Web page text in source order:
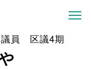
員 区議4期